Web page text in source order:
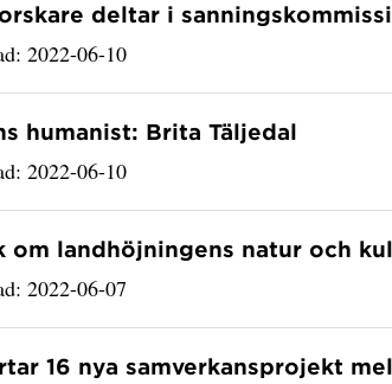
deltar i
2022-06-10
humanist: Brita Täljedal
2022-06-10
om landhöjningens natur och
2022-06-07
16 nya samverkansprojekt